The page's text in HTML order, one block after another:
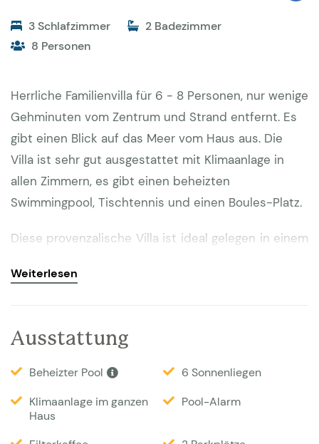
3 Schlafzimmer
2 Badezimmer
8 Personen
Herrliche Familienvilla für 6 - 8 Personen, nur wenige
Gehminuten vom Zentrum und Strand entfernt. Es
gibt einen Blick auf das Meer vom Haus aus. Die
Villa ist sehr gut ausgestattet mit Klimaanlage in
allen Zimmern, es gibt einen beheizten
Swimmingpool, Tischtennis und einen Boules-Platz.
Diese provenzalische Villa ist ideal gelegen in einem
les Issambres. Auch zum Meer ist es nur ein kurzer
Meerblick vom Haus und den oberen Terrassen. Es
gibt einen Essbereich für 8 Personen mit Grill und
und kann gegen einen Aufpreis beheizt werden und
Weiterlesen
Ausstattung
Beheizter Pool
6 Sonnenliegen
Klimaanlage im ganzen
Haus
Pool-Alarm